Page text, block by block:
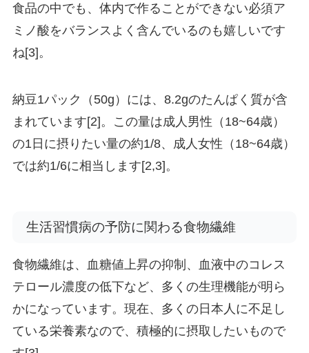
食品の中でも、体内で作ることができない必須ア
ミノ酸をバランスよく含んでいるのも嬉しいです
ね[3]。
納豆1パック（50g）には、8.2gのたんぱく質が含
まれています[2]。この量は成人男性（18~64歳）
の1日に摂りたい量の約1/8、成人女性（18~64歳）
では約1/6に相当します[2,3]。
生活習慣病の予防に関わる食物繊維
食物繊維は、血糖値上昇の抑制、血液中のコレス
テロール濃度の低下など、多くの生理機能が明ら
かになっています。現在、多くの日本人に不足し
ている栄養素なので、積極的に摂取したいもので